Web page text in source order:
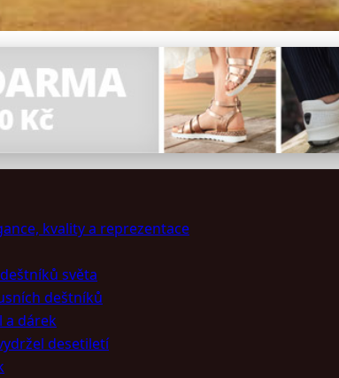
Než Ochrana,
kvality a reprezentace
světa
deštníků
a dárek
desetiletí